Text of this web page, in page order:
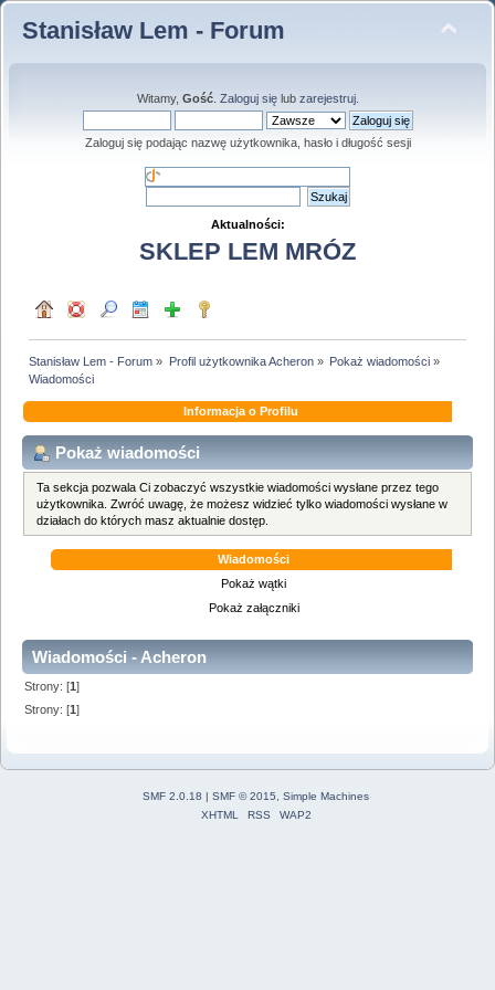
Stanisław Lem - Forum
Witamy, Gość. Zaloguj sięlub zarejestruj.
Zaloguj się podając nazwę użytkownika, hasło i długość sesji
Aktualności:
SKLEP LEM MRÓZ
Stanisław Lem - Forum » Profil użytkownika Acheron» Pokaż wiadomości»
Wiadomości
Informacja o Profilu
Pokaż wiadomości
Ta sekcja pozwala Ci zobaczyć wszystkie wiadomości wysłane przez tego
użytkownika. Zwróć uwagę, że możesz widzieć tylko wiadomości wysłane w
działach do których masz aktualnie dostęp.
Wiadomości
Pokaż wątki
Pokaż załączniki
Wiadomości - Acheron
Strony: [1]
Strony: [1]
SMF 2.0.18 | SMF © 2015
Simple Machines
XHTML
RSS WAP2